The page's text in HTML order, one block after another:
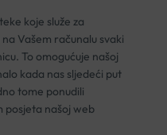
koje služe za
Vašem računalu svaki
To omogućuje našoj
kada nas sljedeći put
tome ponudili
posjeta našoj web